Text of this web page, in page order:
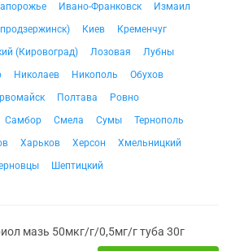
Ивано-Франковск
Измаил
Киев
Кременчуг
(Кировоград) Лозовая
Лубны
Николаев Никополь
Обухов
Полтава
Ровно
Самбор Смела Сумы
Тернополь
Харьков Херсон
Хмельницкий
Шептицкий
мазь 50мкг/г/0,5мг/г туба 30г